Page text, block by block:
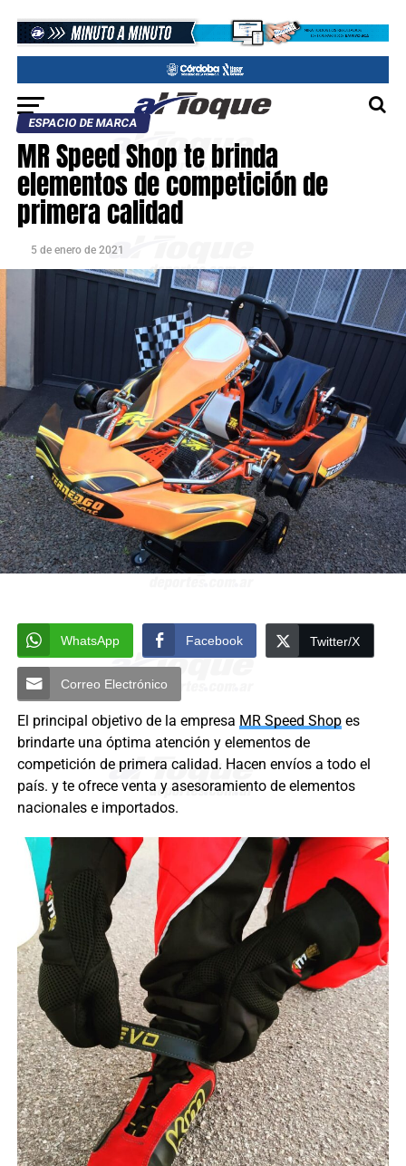
ESPACIO DE MARCA
MR Speed Shop te brinda
elementos de competición de
primera calidad
5 de enero de 2021
WhatsApp Facebook Twitter/X
Correo Electrónico
El principal objetivo de la empresa MR Speed Shopes
brindarte una óptima atención y elementos de
competición de primera calidad. Hacen envíos a todo el
país. y te ofrece venta y asesoramiento de elementos
nacionales e importados.